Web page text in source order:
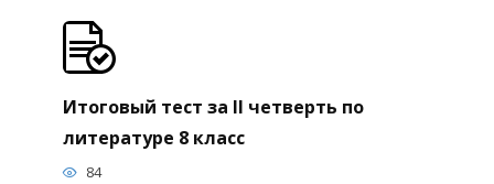
Итоговый тест за II четверть по
литературе 8 класс
84